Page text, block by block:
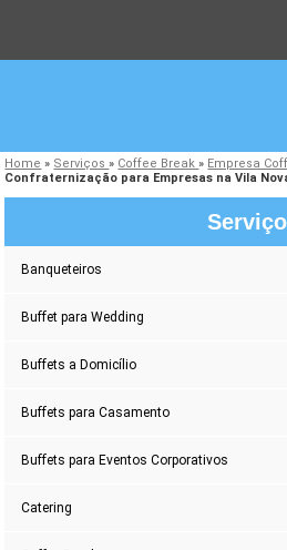
Home » Serviços» Coffee Break» Empresa
Confraternização para Empresas na Vila
Banqueteiros
Buffet para Wedding
Buffets a Domicílio
Buffets para Casamento
Buffets para Eventos Corporativos
Catering